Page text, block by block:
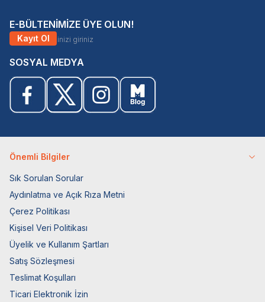
E-BÜLTENİMİZE ÜYE OLUN!
Kayıt Ol
SOSYAL MEDYA
Önemli Bilgiler
Sık Sorulan Sorular
Aydınlatma ve Açık Rıza Metni
Çerez Politikası
Kişisel Veri Politikası
Üyelik ve Kullanım Şartları
Satış Sözleşmesi
Teslimat Koşulları
Ticari Elektronik İzin